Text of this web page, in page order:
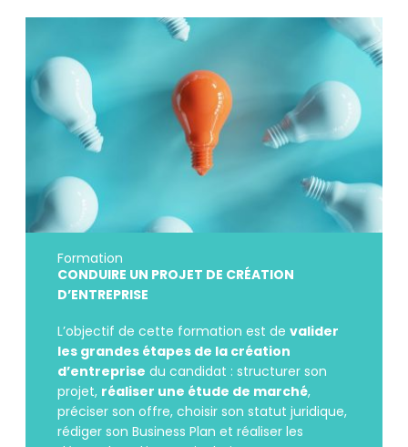
Formation
CONDUIRE UN PROJET DE CRÉATION
D’ENTREPRISE
L’objectif de cette formation est de valider
les grandes étapes de la création
d’entreprise du candidat : structurer son
projet, réaliser une étude de marché,
préciser son offre, choisir son statut juridique,
rédiger son Business Plan et réaliser les